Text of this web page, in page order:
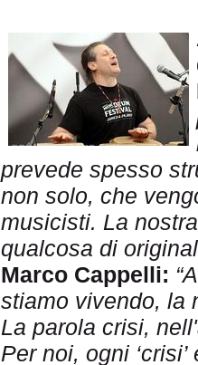
prevede spesso
non solo, che
musicisti. La
qualcosa di
Marco Cappelli:
stiamo vivendo, la
La parola crisi,
Per noi, ogni